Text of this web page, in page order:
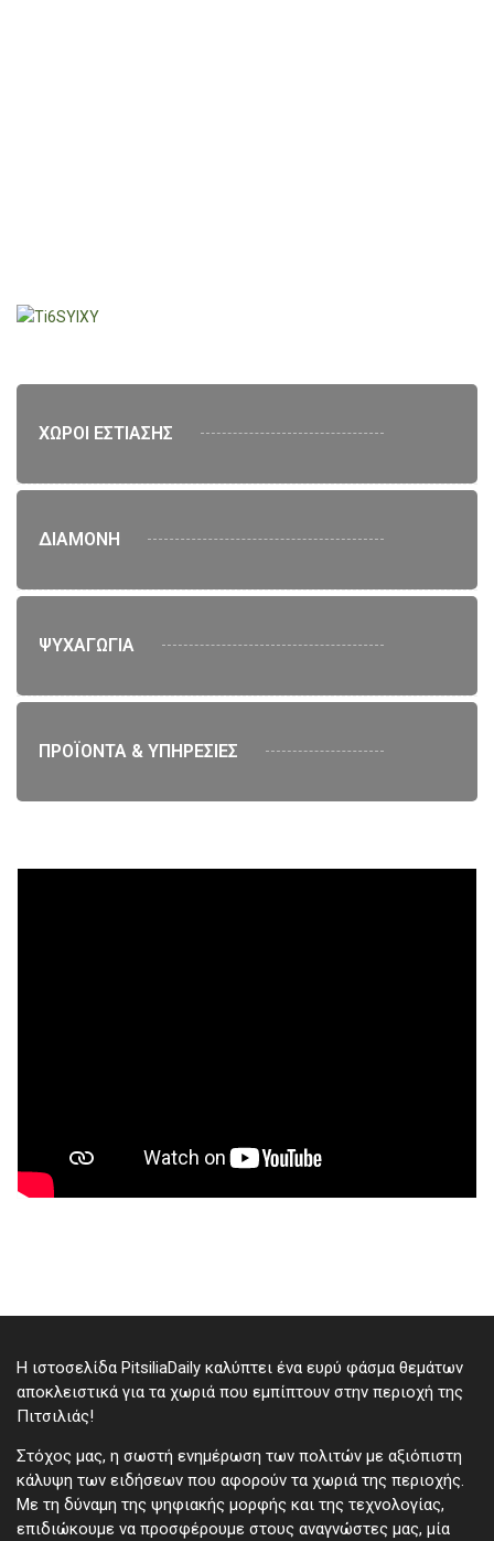
ΧΩΡΟΙ ΕΣΤΙΑΣΗΣ
ΔΙΑΜΟΝΗ
ΨΥΧΑΓΩΓΙΑ
ΠΡΟΪΟΝΤΑ & ΥΠΗΡΕΣΙΕΣ
Η ιστοσελίδα PitsiliaDaily καλύπτει ένα ευρύ φάσμα θεμάτων
αποκλειστικά για τα χωριά που εμπίπτουν στην περιοχή της
Πιτσιλιάς!
Στόχος μας, η σωστή ενημέρωση των πολιτών με αξιόπιστη
κάλυψη των ειδήσεων που αφορούν τα χωριά της περιοχής.
Με τη δύναμη της ψηφιακής μορφής και της τεχνολογίας,
επιδιώκουμε να προσφέρουμε στους αναγνώστες μας, μία